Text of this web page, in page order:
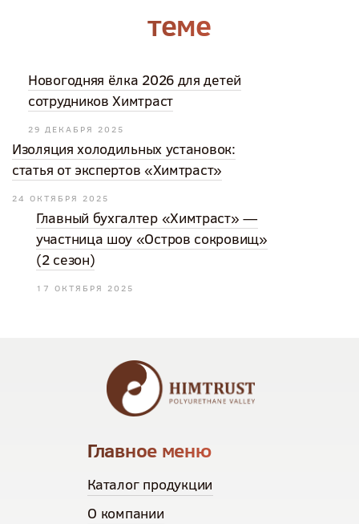
теме
Новогодняя ёлка 2026 для детей
сотрудников Химтраст
29 ДЕКАБРЯ 2025
Изоляция холодильных установок:
статья от экспертов «Химтраст»
24 ОКТЯБРЯ 2025
Главный бухгалтер «Химтраст» —
участница шоу «Остров сокровищ»
(2 сезон)
17 ОКТЯБРЯ 2025
Главное меню
Каталог продукции
О компании